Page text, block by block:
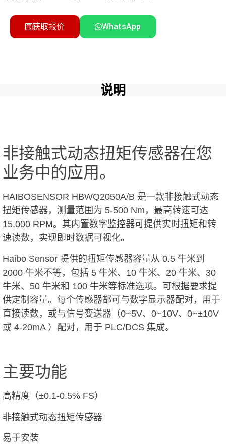
获取报价 WhatsApp
说明
非接触式动态扭矩传感器在您
业务中的应用。
HAIBOSENSOR HBWQ2050A/B 是一款非接触式动态
扭矩传感器，测量范围为 5-500 Nm，最高转速可达
15,000 RPM。其内置数字监控器可提供实时扭矩和转
速读数，实现即时数据可视化。
Haibo Sensor 提供的扭矩传感器容量从 0.5 牛米到
2000 牛米不等，包括 5 牛米、10 牛米、20 牛米、30
牛米、50 牛米和 100 牛米等标准选项。可根据要求提
供定制容量。每个传感器都可与数字显示器配对，用于
直接读数，或与信号变送器（0~5V、0~10V、0~±10V
或 4-20mA ）配对，用于 PLC/DCS 集成。
主要功能
高精度（±0.1-0.5% FS）
非接触式动态扭矩传感器
易于安装